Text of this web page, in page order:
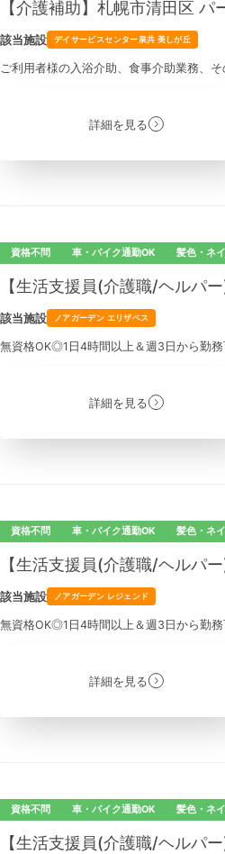
【介護補助】札幌市清田区 パ
該当施設 デイサービスセンター泉共 美しが丘
ご利用者様の入浴介助、食事介助業務、
詳細を見る
資格不問 車・バイク通勤OK 髪色・ネ
【生活支援員(介護職/ヘルパ
該当施設 ノアガーデン エリザベス
無資格OK◎1日4時間以上＆週3日から勤
詳細を見る
資格不問 車・バイク通勤OK 髪色・ネ
【生活支援員(介護職/ヘルパ
該当施設 ノアガーデン レジェンド
無資格OK◎1日4時間以上＆週3日から勤
詳細を見る
資格不問 車・バイク通勤OK 髪色・ネ
【生活支援員(介護職/ヘルパ